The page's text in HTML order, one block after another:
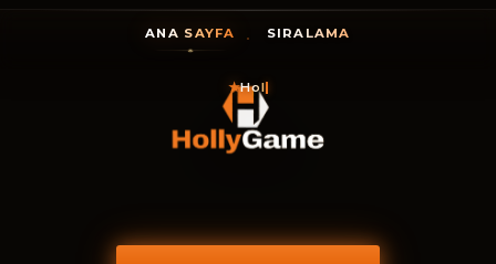
ANA SAYFA SIRALAMA
HollyGame, şi